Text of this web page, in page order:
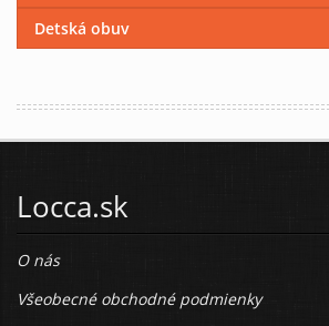
Detská obuv
Locca.sk
O nás
Všeobecné obchodné podmienky